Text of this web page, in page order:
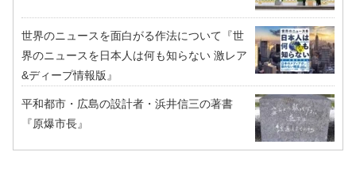
世界のニュースを面白がる作法について『世
界のニュースを日本人は何も知らない 激レア
&ディープ情報版』
平和都市・広島の設計者・浜井信三の著書
『原爆市長』